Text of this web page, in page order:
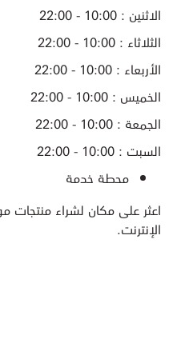
الاثنين : 10:00 - 22:00
الثلاثاء : 10:00 - 22:00
الأربعاء : 10:00 - 22:00
الخميس : 10:00 - 22:00
الجمعة : 10:00 - 22:00
السبت : 10:00 - 22:00
محطة خدمة
اعثر على مكان لشراء منتجات
الإنترنت.